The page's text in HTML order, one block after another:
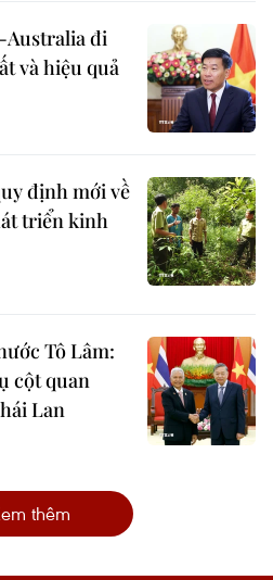
Australia đi
và hiệu quả
định mới về
triển kinh
Tô Lâm:
cột quan
Lan
thêm